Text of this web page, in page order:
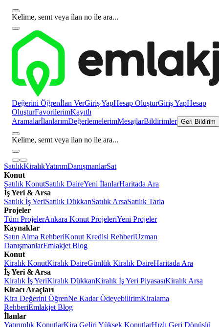
Kelime, semt veya ilan no ile ara...
Değerini Öğrenİlan VerGiriş YapHesap OluşturGiriş YapHesap
OluşturFavorilerimKayıtlı
AramalarİlanlarımDeğerlemelerimMesajlarBildirimler Geri Bildirim
Kelime, semt veya ilan no ile ara...
SatılıkKiralıkYatırımDanışmanlarSat
Konut
Satılık KonutSatılık DaireYeni İlanlarHaritada Ara
İş Yeri & Arsa
Satılık İş YeriSatılık DükkanSatılık ArsaSatılık Tarla
Projeler
Tüm ProjelerAnkara Konut ProjeleriYeni Projeler
Kaynaklar
Satın Alma RehberiKonut Kredisi RehberiUzman
DanışmanlarEmlakjet Blog
Konut
Kiralık KonutKiralık DaireGünlük Kiralık DaireHaritada Ara
İş Yeri & Arsa
Kiralık İş YeriKiralık DükkanKiralık İş Yeri PiyasasıKiralık Arsa
Kiracı Araçları
Kira Değerini ÖğrenNe Kadar ÖdeyebilirimKiralama
RehberiEmlakjet Blog
İlanlar
Yatırımlık KonutlarKira Geliri Yüksek KonutlarHızlı Geri Dönüşlü